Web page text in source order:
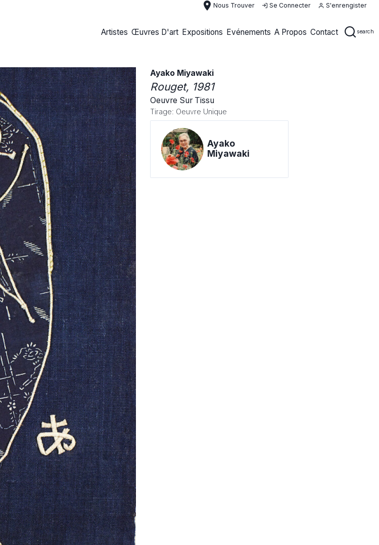
place Nous Trouver Se Connecter S'enrengister
Artistes Œuvres D'art Expositions Evénements A Propos Contact search
Ayako Miyawaki
Rouget, 1981
Oeuvre Sur Tissu
Tirage: Oeuvre Unique
Ayako
Miyawaki